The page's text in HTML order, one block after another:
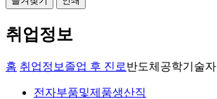
취업정보
홈 취업정보 졸업 후 진로반도체공학기술자
전자부품및제품생산직